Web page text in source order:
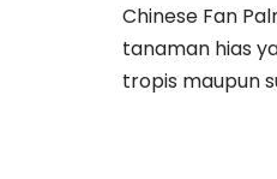
Chinese Fan
tanaman hias
tropis maupun